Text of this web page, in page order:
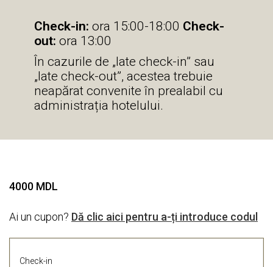
Check-in: ora 15:00-18:00 Check-
out: ora 13:00
În cazurile de „late check-in” sau
„late check-out”, acestea trebuie
neapărat convenite în prealabil cu
administrația hotelului.
4000 MDL
Ai un cupon? Dă clic aici pentru a-ți introduce codul